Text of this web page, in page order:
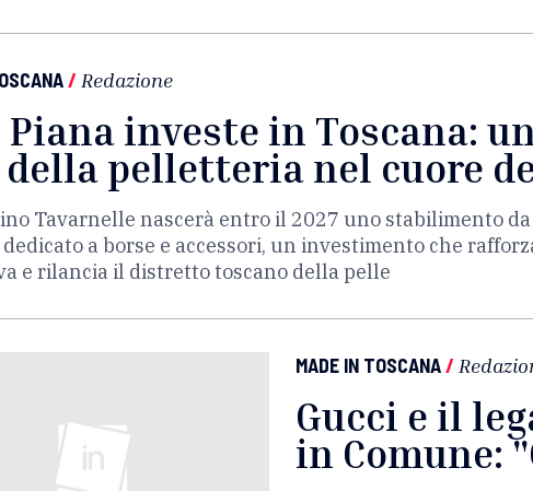
/ Redazione
Piana investe in Toscana:
della pelletteria nel cuore
Tavarnelle nascerà entro il 2027 uno stabilimento
a borse e accessori, un investimento che
e rilancia il distretto toscano della pelle
MADE IN TOSCANA/
Gucci e il
in Comune: